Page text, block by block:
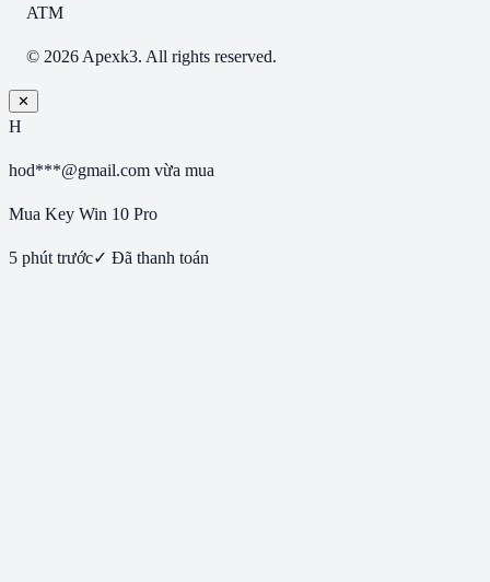
ATM
© 2026 Apexk3. All rights reserved.
✕
H
hod***@gmail.com vừa mua
Mua Key Win 10 Pro
5 phút trước✓ Đã thanh toán